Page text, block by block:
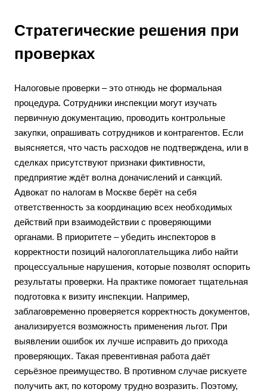
Стратегические решения при
проверках
Налоговые проверки – это отнюдь не формальная
процедура. Сотрудники инспекции могут изучать
первичную документацию, проводить контрольные
закупки, опрашивать сотрудников и контрагентов. Если
выясняется, что часть расходов не подтверждена, или в
сделках присутствуют признаки фиктивности,
предприятие ждёт волна доначислений и санкций.
Адвокат по налогам в Москве берёт на себя
ответственность за координацию всех необходимых
действий при взаимодействии с проверяющими
органами. В приоритете – убедить инспекторов в
корректности позиций налогоплательщика либо найти
процессуальные нарушения, которые позволят оспорить
результаты проверки. На практике помогает тщательная
подготовка к визиту инспекции. Например,
заблаговременно проверяется корректность документов,
анализируется возможность применения льгот. При
выявлении ошибок их лучше исправить до прихода
проверяющих. Такая превентивная работа даёт
серьёзное преимущество. В противном случае рискуете
получить акт, по которому трудно возразить. Поэтому,